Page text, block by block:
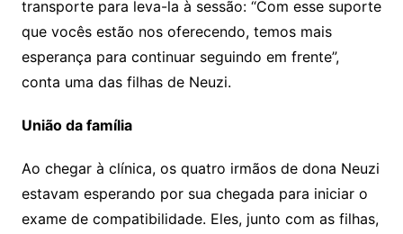
transporte para leva-la à sessão: “Com esse suporte
que vocês estão nos oferecendo, temos mais
esperança para continuar seguindo em frente”,
conta uma das filhas de Neuzi.
União da família
Ao chegar à clínica, os quatro irmãos de dona Neuzi
estavam esperando por sua chegada para iniciar o
exame de compatibilidade. Eles, junto com as filhas,